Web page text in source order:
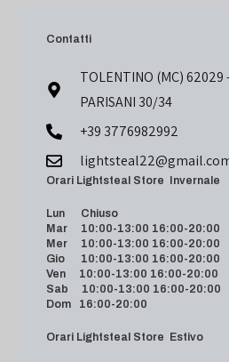
Contatti
TOLENTINO (MC) 62029
PARISANI 30/34
+39 3776982992
Orari Lightsteal
Lun Chiuso
Mar 10:00-13:00 16:00-20:00
Mer 10:00-13:00 16:00-20:00
Gio 10:00-13:00 16:00-20:00
Ven 10:00-13:00 16:00-20:00
Sab 10:00-13:00 16:00-20:00
Dom 16:00-20:00
Orari Lightsteal